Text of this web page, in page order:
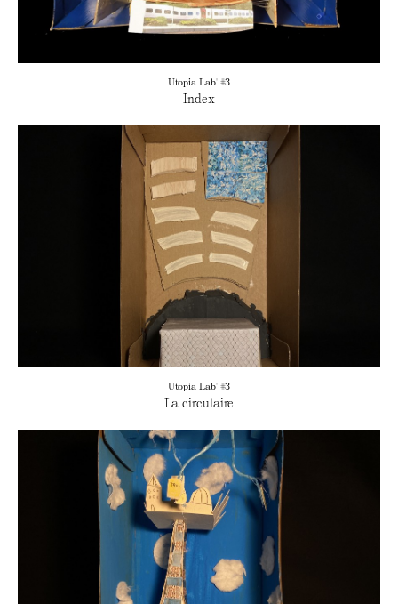
Utopia Lab' #3
Index
Utopia Lab' #3
La circulaire